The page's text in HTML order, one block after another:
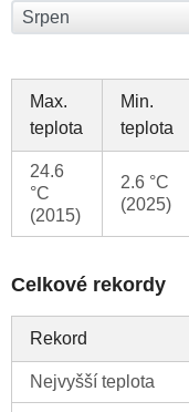
Max.
teplota
Min.
teplota
24.6
°C
(2015)
2.6 °C
(2025)
Celkové rekordy
Rekord
Nejvyšší teplota